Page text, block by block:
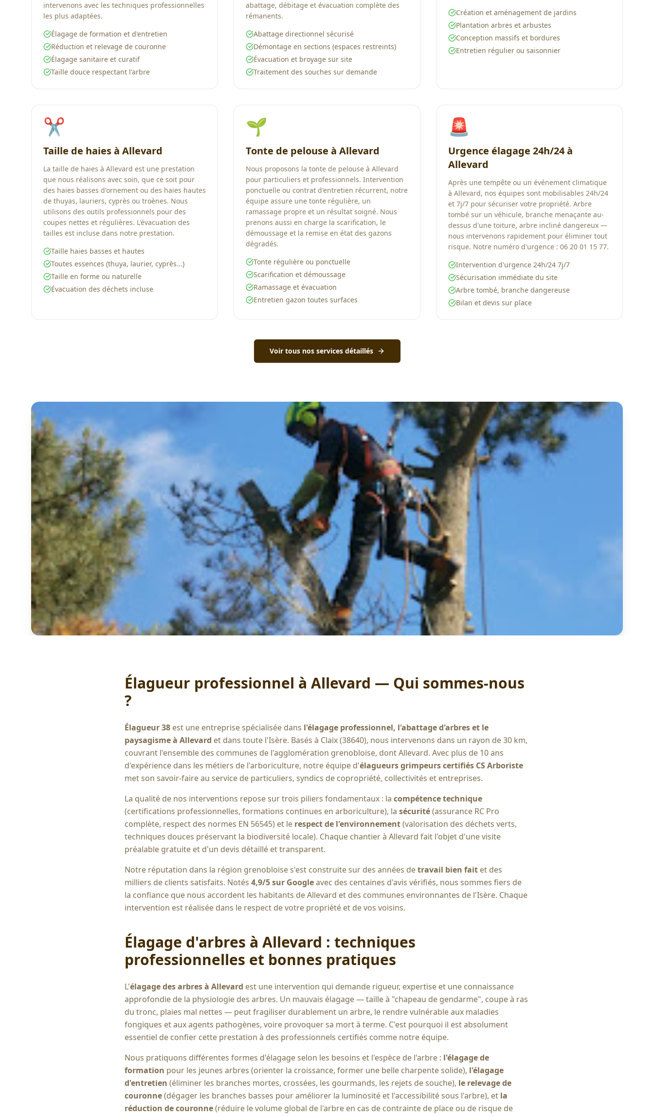
intervenons avec les techniques professionnelles
les plus adaptées.
Élagage de formation et d'entretien
Réduction et relevage de couronne
Élagage sanitaire et curatif
Taille douce respectant l'arbre
abattage, débitage et évacuation complète des
rémanents.
Abattage directionnel sécurisé
Démontage en sections (espaces restreints)
Évacuation et broyage sur site
Traitement des souches sur demande
Création et aménagement de jardins
Plantation arbres et arbustes
Conception massifs et bordures
Entretien régulier ou saisonnier
✂️
Taille de haies à Allevard
La taille de haies à Allevard est une prestation
que nous réalisons avec soin, que ce soit pour
des haies basses d'ornement ou des haies hautes
de thuyas, lauriers, cyprès ou troènes. Nous
utilisons des outils professionnels pour des
coupes nettes et régulières. L'évacuation des
tailles est incluse dans notre prestation.
Taille haies basses et hautes
Toutes essences (thuya, laurier, cyprès...)
Taille en forme ou naturelle
Évacuation des déchets incluse
🌱
Tonte de pelouse à Allevard
Nous proposons la tonte de pelouse à Allevard
pour particuliers et professionnels. Intervention
ponctuelle ou contrat d'entretien récurrent, notre
équipe assure une tonte régulière, un
ramassage propre et un résultat soigné. Nous
prenons aussi en charge la scarification, le
démoussage et la remise en état des gazons
dégradés.
Tonte régulière ou ponctuelle
Scarification et démoussage
Ramassage et évacuation
Entretien gazon toutes surfaces
🚨
Urgence élagage 24h/24 à
Allevard
Après une tempête ou un événement climatique
à Allevard, nos équipes sont mobilisables 24h/24
et 7j/7 pour sécuriser votre propriété. Arbre
tombé sur un véhicule, branche menaçante au-
dessus d'une toiture, arbre incliné dangereux —
nous intervenons rapidement pour éliminer tout
risque. Notre numéro d'urgence : 06 20 01 15 77.
Intervention d'urgence 24h/24 7j/7
Sécurisation immédiate du site
Arbre tombé, branche dangereuse
Bilan et devis sur place
Voir tous nos services détaillés
Élagueur professionnel à Allevard — Qui sommes-nous
?
Élagueur 38 est une entreprise spécialisée dans l'élagage professionnel, l'abattage d'arbres et le
paysagisme à Allevard et dans toute l'Isère. Basés à Claix (38640), nous intervenons dans un rayon de 30 km,
couvrant l'ensemble des communes de l'agglomération grenobloise, dontAllevard. Avec plus de 10 ans
d'expérience dans les métiers de l'arboriculture, notre équipe d'élagueurs grimpeurs certifiés CS Arboriste
met son savoir-faire au service de particuliers, syndics de copropriété, collectivités et entreprises.
La qualité de nos interventions repose sur trois piliers fondamentaux : la compétence technique
(certifications professionnelles, formations continues en arboriculture), la sécurité(assurance RC Pro
complète, respect des normes EN 56545) et le respect de l'environnement(valorisation des déchets verts,
techniques douces préservant la biodiversité locale). Chaque chantier à Allevard fait l'objet d'une visite
préalable gratuite et d'un devis détaillé et transparent.
Notre réputation dans la région grenobloise s'est construite sur des années detravail bien fait et des
milliers de clients satisfaits. Notés 4,9/5 sur Googleavec des centaines d'avis vérifiés, nous sommes fiers de
la confiance que nous accordent les habitants deAllevard et des communes environnantes de l'Isère. Chaque
intervention est réalisée dans le respect de votre propriété et de vos voisins.
Élagage d'arbres à Allevard : techniques
professionnelles et bonnes pratiques
L'élagage des arbres à Allevard est une intervention qui demande rigueur, expertise et une connaissance
approfondie de la physiologie des arbres. Un mauvais élagage — taille à "chapeau de gendarme", coupe à ras
du tronc, plaies mal nettes — peut fragiliser durablement un arbre, le rendre vulnérable aux maladies
fongiques et aux agents pathogènes, voire provoquer sa mort à terme. C'est pourquoi il est absolument
essentiel de confier cette prestation à des professionnels certifiés comme notre équipe.
Nous pratiquons différentes formes d'élagage selon les besoins et l'espèce de l'arbre : l'élagage de
formation pour les jeunes arbres (orienter la croissance, former une belle charpente solide), l'élagage
d'entretien (éliminer les branches mortes, crossées, les gourmands, les rejets de souche), le relevage de
couronne(dégager les branches basses pour améliorer la luminosité et l'accessibilité sous l'arbre), et la
réduction de couronne(réduire le volume global de l'arbre en cas de contrainte de place ou de risque de